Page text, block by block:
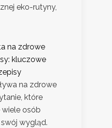
eko-rutyny,
na zdrowe
kluczowe
na zdrowe
które
wiele osób
wygląd.